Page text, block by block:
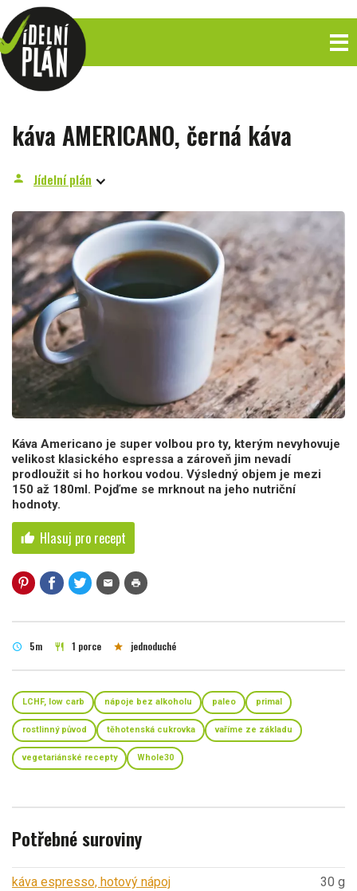
káva AMERICANO, černá káva
person Jídelní plán
Káva Americano je super volbou pro ty, kterým nevyhovuje
velikost klasického espressa a zároveň jim nevadí
prodloužit si ho horkou vodou. Výsledný objem je mezi
150 až 180ml. Pojďme se mrknout na jeho nutriční
hodnoty.
thumb_up Hlasuj pro recept
mail print
schedule 5m restaurant 1 porce star jednoduché
LCHF, low carb nápoje bez alkoholu paleo primal
rostlinný původ těhotenská cukrovka vaříme ze základu
vegetariánské recepty Whole30
Potřebné suroviny
káva espresso, hotový nápoj
30 g